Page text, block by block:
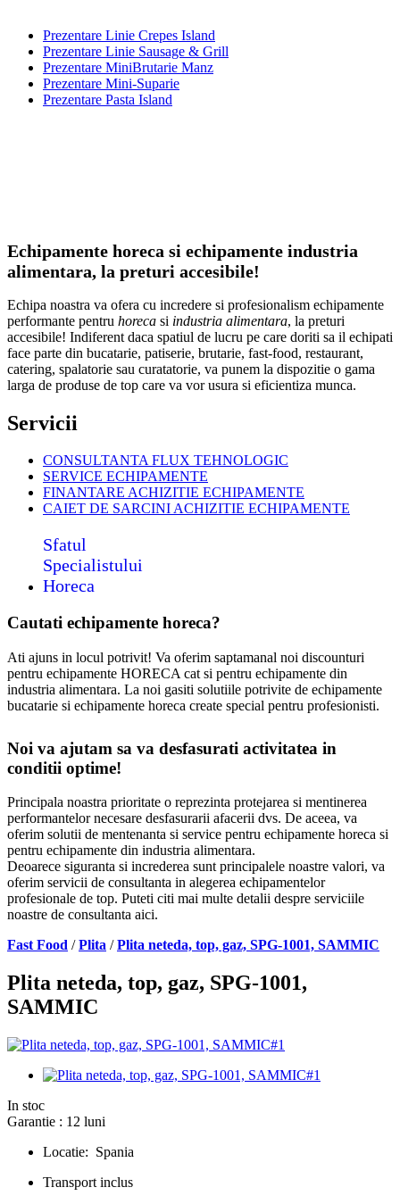
Prezentare Linie Crepes Island
Prezentare Linie Sausage & Grill
Prezentare MiniBrutarie Manz
Prezentare Mini-Suparie
Prezentare Pasta Island
Echipamente horeca si echipamente industria
alimentara, la preturi accesibile!
Echipa noastra va ofera cu incredere si profesionalism echipamente
performante pentru horeca si industria alimentara, la preturi
accesibile! Indiferent daca spatiul de lucru pe care doriti sa il echipati
face parte din bucatarie, patiserie, brutarie, fast-food, restaurant,
catering, spalatorie sau curatatorie, va punem la dispozitie o gama
larga de produse de top care va vor usura si eficientiza munca.
Servicii
CONSULTANTA FLUX TEHNOLOGIC
SERVICE ECHIPAMENTE
FINANTARE ACHIZITIE ECHIPAMENTE
CAIET DE SARCINI ACHIZITIE ECHIPAMENTE
Sfatul
Specialistului
Horeca
Cautati echipamente horeca?
Ati ajuns in locul potrivit! Va oferim saptamanal noi discounturi
pentru echipamente HORECA cat si pentru echipamente din
industria alimentara. La noi gasiti solutiile potrivite de echipamente
bucatarie si echipamente horeca create special pentru profesionisti.
Noi va ajutam sa va desfasurati activitatea in
conditii optime!
Principala noastra prioritate o reprezinta protejarea si mentinerea
performantelor necesare desfasurarii afacerii dvs. De aceea, va
oferim solutii de mentenanta si service pentru echipamente horeca si
pentru echipamente din industria alimentara.
Deoarece siguranta si increderea sunt principalele noastre valori, va
oferim servicii de consultanta in alegerea echipamentelor
profesionale de top. Puteti citi mai multe detalii despre serviciile
noastre de consultanta aici.
Fast Food /Plita /Plita neteda, top, gaz, SPG-1001, SAMMIC
Plita neteda, top, gaz, SPG-1001,
SAMMIC
In stoc
Garantie : 12 luni
Locatie: Spania
Transport inclus